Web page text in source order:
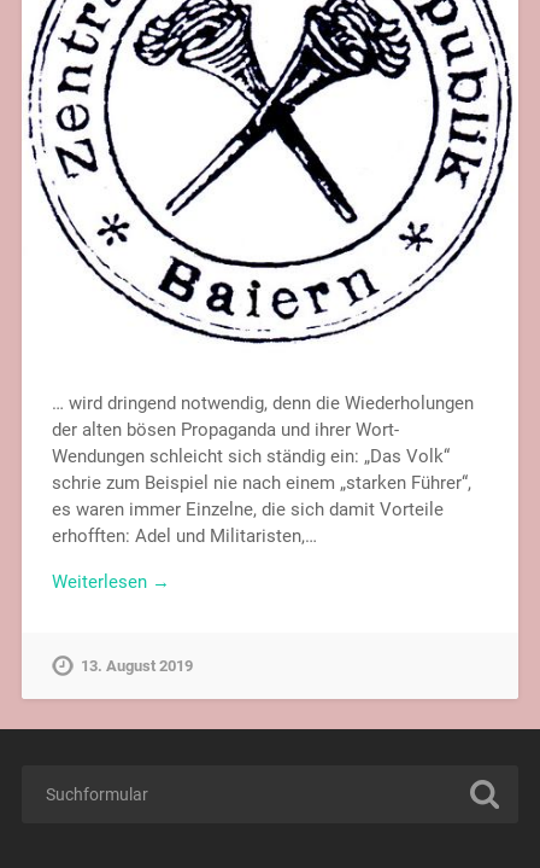
… wird dringend notwendig, denn die Wiederholungen
der alten bösen Propaganda und ihrer Wort-
Wendungen schleicht sich ständig ein: „Das Volk“
schrie zum Beispiel nie nach einem „starken Führer“,
es waren immer Einzelne, die sich damit Vorteile
erhofften: Adel und Militaristen,…
Weiterlesen →
13. August 2019